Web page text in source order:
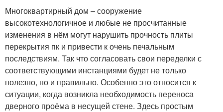
Многоквартирный дом – сооружение
высокотехнологичное и любые не просчитанные
изменения в нём могут нарушить прочность плиты
перекрытия пк и привести к очень печальным
последствиям. Так что согласовать свои переделки с
соответствующими инстанциями будет не только
полезно, но и правильно. Особенно это относится к
ситуации, когда возникла необходимость переноса
дверного проёма в несущей стене. Здесь простым